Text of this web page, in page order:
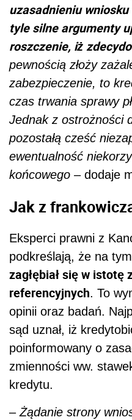
uzasadnieniu
tyle silne argumenty
roszczenie, iż
pewnością złoży
zabezpieczenie, to
czas trwania sprawy
Jednak z ostrożności
pozostałą cześć
ewentualność
końcowego – dodaje
Jak z
Eksperci prawni z
podkreślają, że na
zagłębiał się w
referencyjnych. To
opinii oraz badań.
sąd uznał, iż
poinformowany o
zmienności ww.
kredytu.
– Żądanie strony